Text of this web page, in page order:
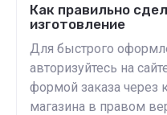
Как правильно
изготовление
Для быстрого
авторизуйтесь на
формой заказа через
магазина в правом